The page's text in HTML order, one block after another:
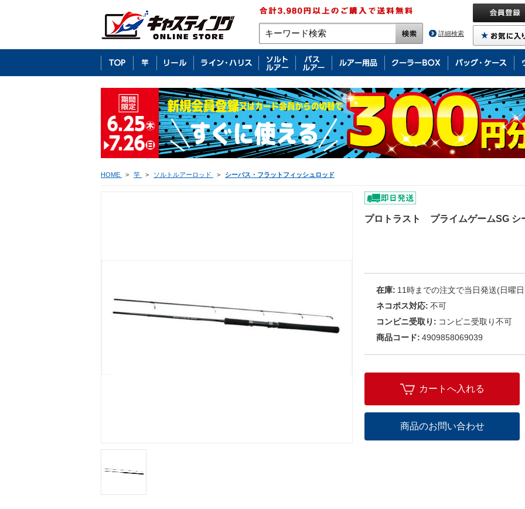
詳細検索
HOME > 竿 > ソルトルアーロッド > シーバス・フラットフィッシュロッド
プロトラスト プライムゲームSG シ
在庫: 11時までの注文で当日発送(日曜
ネコポス対応: 不可
コンビニ受取り: コンビニ受取り不可
商品コード: 4909858069039
カートへ入れる
商品のお問い合わせ